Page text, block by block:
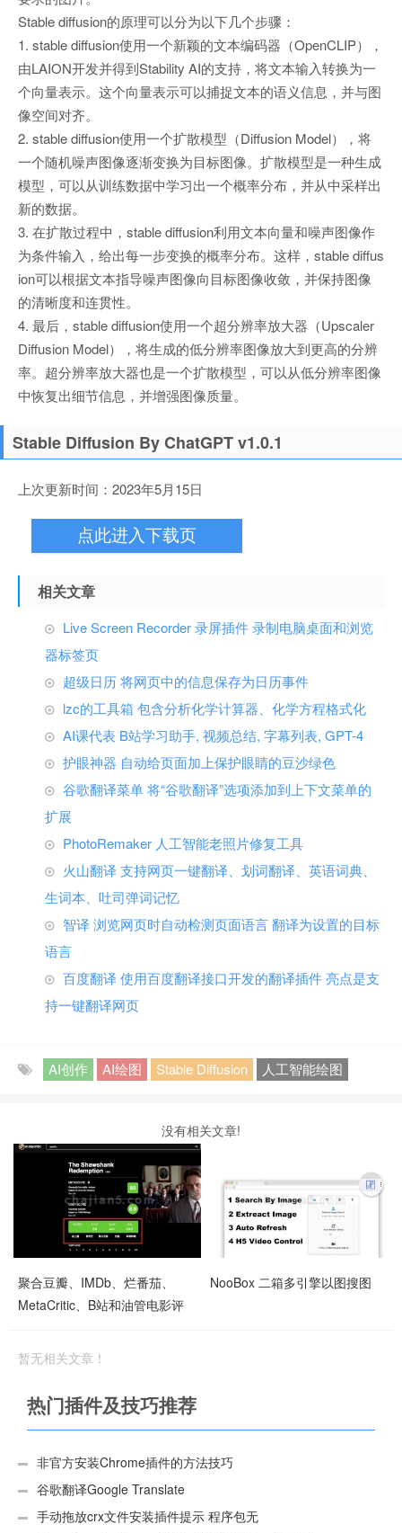
Stable diffusion的原理可以分为以下几个步骤：
1. stable diffusion使用一个新颖的文本编码器（OpenCLIP），
由LAION开发并得到Stability AI的支持，将文本输入转换为一
个向量表示。这个向量表示可以捕捉文本的语义信息，并与图
像空间对齐。
2. stable diffusion使用一个扩散模型（Diffusion Model），将
一个随机噪声图像逐渐变换为目标图像。扩散模型是一种生成
模型，可以从训练数据中学习出一个概率分布，并从中采样出
新的数据。
3. 在扩散过程中，stable diffusion利用文本向量和噪声图像作
为条件输入，给出每一步变换的概率分布。这样，stable diffus
ion可以根据文本指导噪声图像向目标图像收敛，并保持图像
的清晰度和连贯性。
4. 最后，stable diffusion使用一个超分辨率放大器（Upscaler
Diffusion Model），将生成的低分辨率图像放大到更高的分辨
率。超分辨率放大器也是一个扩散模型，可以从低分辨率图像
中恢复出细节信息，并增强图像质量。
Stable Diffusion By ChatGPT v1.0.1
上次更新时间：2023年5月15日
点此进入下载页
相关文章
Live Screen Recorder 录屏插件 录制电脑桌面和浏览
器标签页
超级日历 将网页中的信息保存为日历事件
lzc的工具箱 包含分析化学计算器、化学方程格式化
AI课代表 B站学习助手, 视频总结, 字幕列表, GPT-4
护眼神器 自动给页面加上保护眼睛的豆沙绿色
谷歌翻译菜单 将“谷歌翻译”选项添加到上下文菜单的
扩展
PhotoRemaker 人工智能老照片修复工具
火山翻译 支持网页一键翻译、划词翻译、英语词典、
生词本、吐司弹词记忆
智译 浏览网页时自动检测页面语言 翻译为设置的目标
语言
百度翻译 使用百度翻译接口开发的翻译插件 亮点是支
持一键翻译网页
AI创作 AI绘图 Stable Diffusion 人工智能绘图
没有相关文章!
聚合豆瓣、IMDb、烂番茄、
MetaCritic、B站和油管电影评
NooBox 二箱多引擎以图搜图
暂无相关文章！
热门插件及技巧推荐
非官方安装Chrome插件的方法技巧
谷歌翻译Google Translate
手动拖放crx文件安装插件提示 程序包无